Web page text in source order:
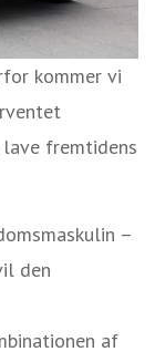
kommer vi
fremtidens
–
den
af